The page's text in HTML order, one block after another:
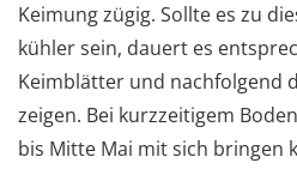
Keimung zügig. Sollte es zu
kühler sein, dauert es
Keimblätter und nachfolgend
zeigen. Bei kurzzeitigem
bis Mitte Mai mit sich bringen